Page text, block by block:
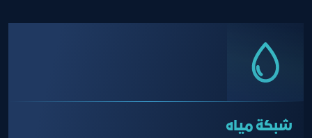
شبكة مياه